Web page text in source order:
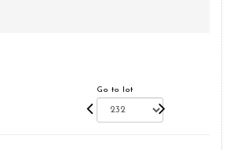
Go to lot